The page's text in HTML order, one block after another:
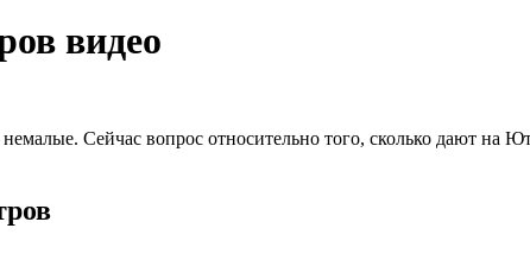
видео
Сейчас вопрос относительно того, сколько дают на